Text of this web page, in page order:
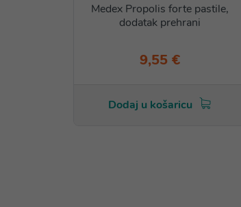
Medex Propolis forte pastile,
dodatak prehrani
9,55 €
Dodaj u košaricu